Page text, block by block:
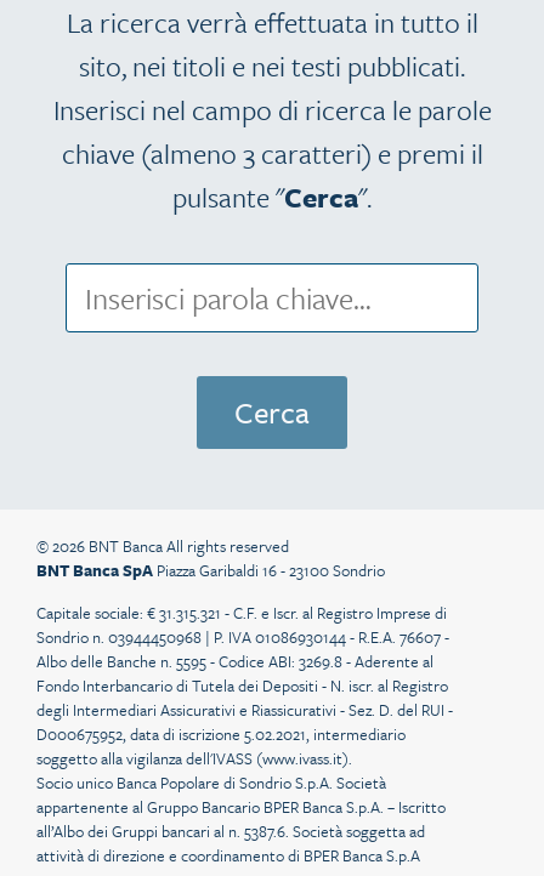
La ricerca verrà effettuata in tutto il
sito, nei titoli e nei testi pubblicati.
Inserisci nel campo di ricerca le parole
chiave (almeno 3 caratteri) e premi il
pulsante "Cerca".
© 2026 BNT Banca All rights reserved
BNT Banca SpA Piazza Garibaldi 16 - 23100 Sondrio
Capitale sociale: € 31.315.321 - C.F. e Iscr. al Registro Imprese di
Sondrio n. 03944450968 | P. IVA 01086930144 - R.E.A. 76607 -
Albo delle Banche n. 5595 - Codice ABI: 3269.8 - Aderente al
Fondo Interbancario di Tutela dei Depositi - N. iscr. al Registro
degli Intermediari Assicurativi e Riassicurativi - Sez. D. del RUI -
D000675952, data di iscrizione 5.02.2021, intermediario
soggetto alla vigilanza dell'IVASS (www.ivass.it).
Socio unico Banca Popolare di Sondrio S.p.A. Società
appartenente al Gruppo Bancario BPER Banca S.p.A. – Iscritto
all’Albo dei Gruppi bancari al n. 5387.6. Società soggetta ad
attività di direzione e coordinamento di BPER Banca S.p.A